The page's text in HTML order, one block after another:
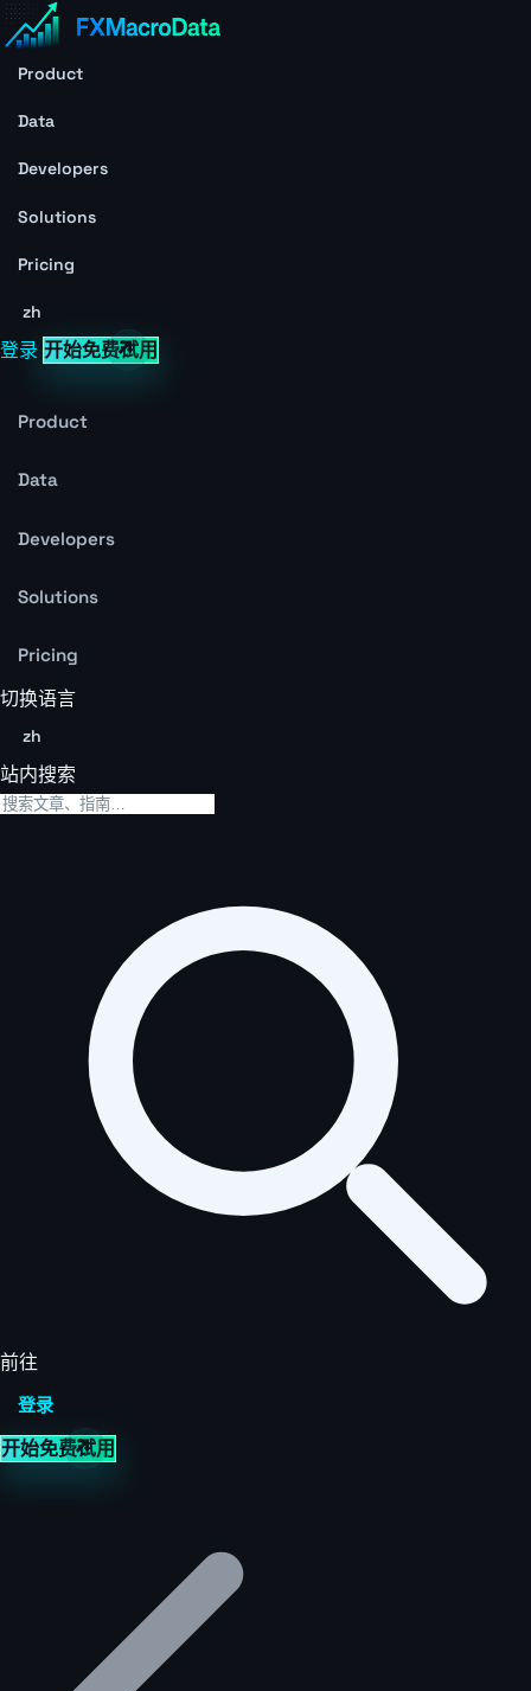
Product
Data
Developers
Solutions
Pricing
zh
登录 开始免费试用
Product
Data
Developers
Solutions
Pricing
切换语言
zh
站内搜索
前往
登录
开始免费试用